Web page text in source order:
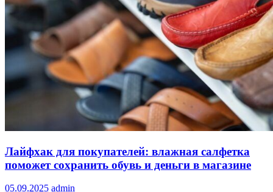
Лайфхак для покупателей: влажная салфетка
поможет сохранить обувь и деньги в магазине
05.09.2025 admin